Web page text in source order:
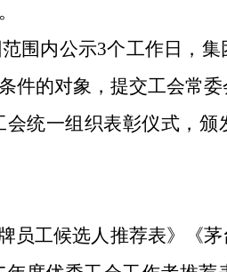
围内公示3个工作日，
件的对象，提交工会常
统一组织表彰仪式，颁
员工候选人推荐表》《